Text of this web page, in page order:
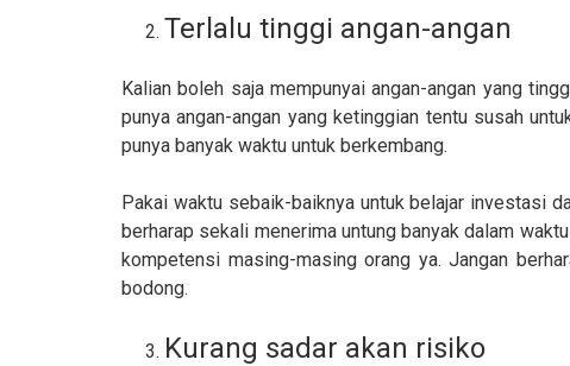
Terlalu tinggi angan-angan
Kalian boleh saja mempunyai angan-angan yang
punya angan-angan yang ketinggian tentu susah
punya banyak waktu untuk berkembang.
Pakai waktu sebaik-baiknya untuk belajar investasi
berharap sekali menerima untung banyak dalam
kompetensi masing-masing orang ya. Jangan
bodong.
Kurang sadar akan risiko